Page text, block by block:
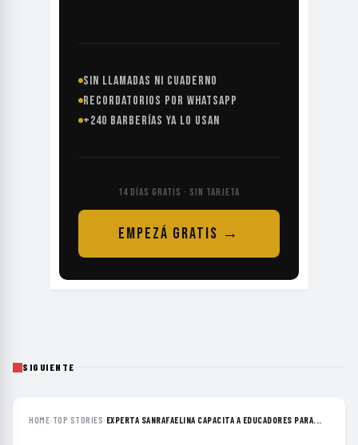
SIN LLAMADAS NI CUADERNO
RECORDATORIOS POR WHATSAPP
+240 BARBERÍAS YA LO USAN
14 DÍAS GRATIS · SIN TARJETA
EMPEZÁ GRATIS →
SIGUIENTE
HOME› TOP STORIES› EXPERTA SANRAFAELINA CAPACITA A EDUCADORES PARA...